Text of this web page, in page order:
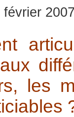
février
les